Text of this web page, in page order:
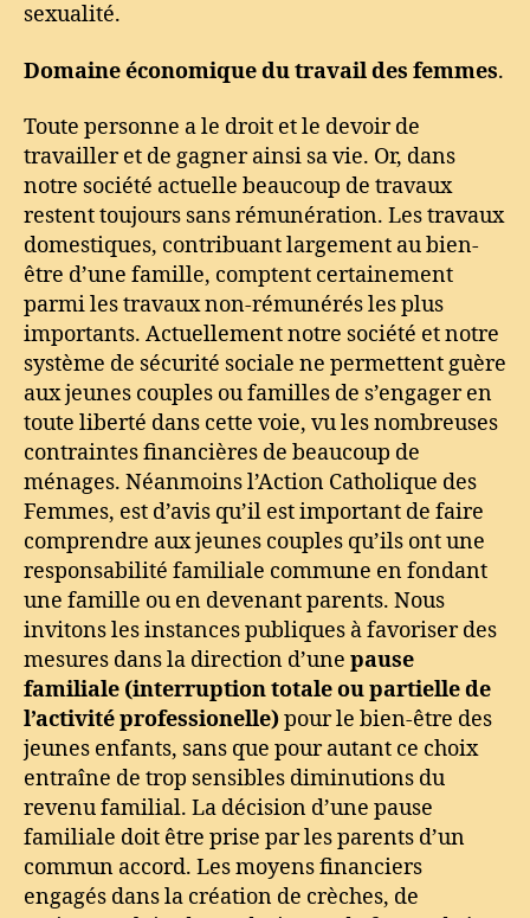
sexualité.
Domaine économique du travail des femmes.
Toute personne a le droit et le devoir de
travailler et de gagner ainsi sa vie. Or, dans
notre société actuelle beaucoup de travaux
restent toujours sans rémunération. Les travaux
domestiques, contribuant largement au bien-
être d’une famille, comptent certainement
parmi les travaux non-rémunérés les plus
importants. Actuellement notre société et notre
système de sécurité sociale ne permettent guère
aux jeunes couples ou familles de s’engager en
toute liberté dans cette voie, vu les nombreuses
contraintes financières de beaucoup de
ménages. Néanmoins l’Action Catholique des
Femmes, est d’avis qu’il est important de faire
comprendre aux jeunes couples qu’ils ont une
responsabilité familiale commune en fondant
une famille ou en devenant parents. Nous
invitons les instances publiques à favoriser des
mesures dans la direction d’une pause
familiale (interruption totale ou partielle de
l’activité professionelle)pour le bien-être des
jeunes enfants, sans que pour autant ce choix
entraîne de trop sensibles diminutions du
revenu familial. La décision d’une pause
familiale doit être prise par les parents d’un
commun accord. Les moyens financiers
engagés dans la création de crèches, de